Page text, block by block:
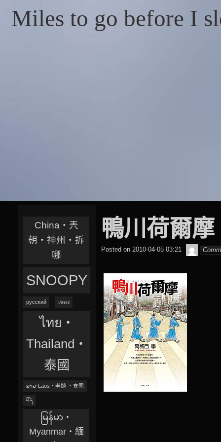
Miles to go before I
鴨川荷爾摩
Posted on 2010-04-05 03:21
China‧兲
朝‧神州‧拆
哪
SNOOPY
русский เพลง
ไทย‧
Thailand‧
泰國
ລາວ‧Laos‧老撾 ‧寮國
བོད
မြန်မာ‧
Myanmar‧緬